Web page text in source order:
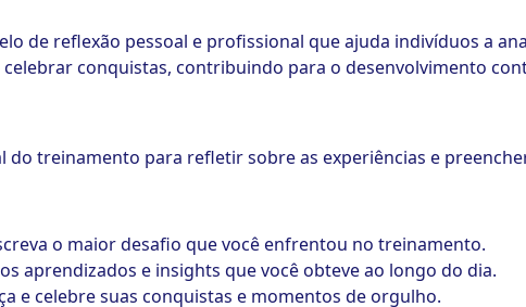
de reflexão pessoal e profissional que ajuda indivíduos a
conquistas, contribuindo para o desenvolvimento
do treinamento para refletir sobre as experiências e
o maior desafio que você enfrentou no treinamento.
aprendizados e insights que você obteve ao longo do dia.
e celebre suas conquistas e momentos de orgulho.